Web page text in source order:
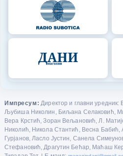
Импресум: Директор и главни
Љубиша Николин, Биљана Селаковић,
Вера Крстић, Зоран Вељановић, Л.
Николић, Никола Стантић, Весна Бабић,
Гурјанов, Ласло Јустин, Санела
Стефановић, Драгутин Бећар, Маћаш